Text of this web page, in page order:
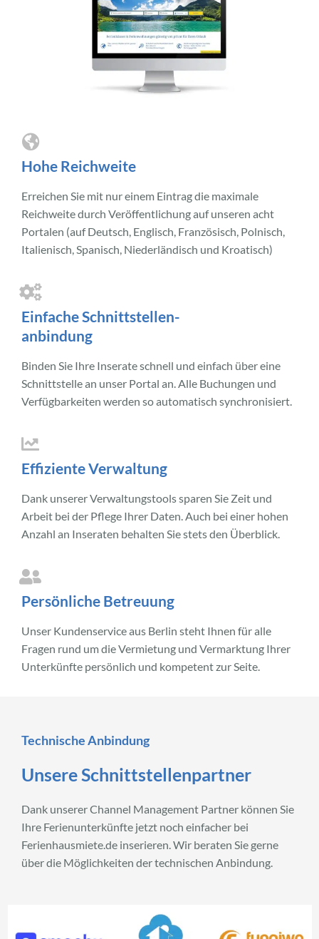
Hohe Reichweite
Erreichen Sie mit nur einem Eintrag die maximale
Reichweite durch Veröffentlichung auf unseren acht
Portalen (auf Deutsch, Englisch, Französisch, Polnisch,
Italienisch, Spanisch, Niederländisch und Kroatisch)
Einfache Schnittstellen-
anbindung
Binden Sie Ihre Inserate schnell und einfach über eine
Schnittstelle an unser Portal an. Alle Buchungen und
Verfügbarkeiten werden so automatisch synchronisiert.
Effiziente Verwaltung
Dank unserer Verwaltungstools sparen Sie Zeit und
Arbeit bei der Pflege Ihrer Daten. Auch bei einer hohen
Anzahl an Inseraten behalten Sie stets den Überblick.
Persönliche Betreuung
Unser Kundenservice aus Berlin steht Ihnen für alle
Fragen rund um die Vermietung und Vermarktung Ihrer
Unterkünfte persönlich und kompetent zur Seite.
Technische Anbindung
Unsere Schnittstellenpartner
Dank unserer Channel Management Partner können Sie
Ihre Ferienunterkünfte jetzt noch einfacher bei
Ferienhausmiete.de inserieren. Wir beraten Sie gerne
über die Möglichkeiten der technischen Anbindung.